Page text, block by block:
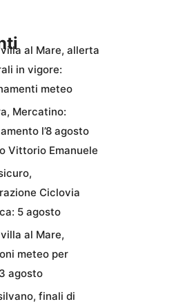
al Mare, allerta
in vigore:
meteo
Mercatino:
l’8 agosto
Vittorio Emanuele
Ciclovia
5 agosto
al Mare,
meteo per
agosto
finali di